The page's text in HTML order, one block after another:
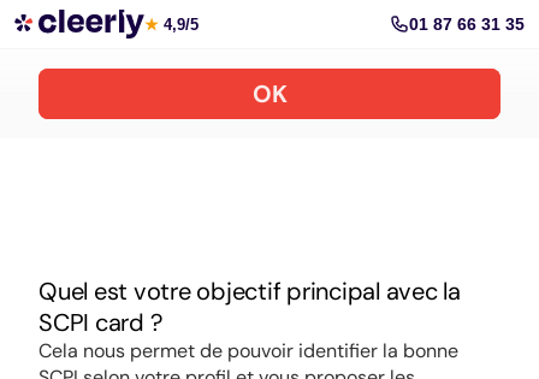
Souscrire aux meilleures SCPI en ligne
★ 4,9/5 01 87 66 31 35